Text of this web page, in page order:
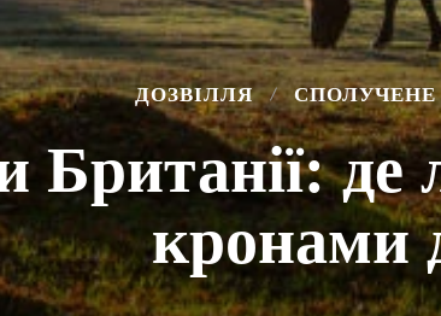
ДОЗВІЛЛЯ СПОЛУЧЕНЕ
Британії:
кронами